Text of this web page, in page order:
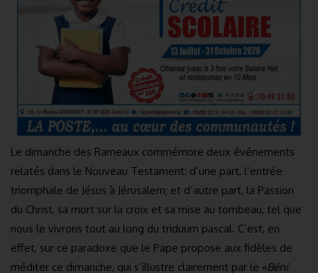
Le dimanche des Rameaux commémore deux événements
relatés dans le Nouveau Testament: d’une part, l’entrée
triomphale de Jésus à Jérusalem; et d’autre part, la Passion
du Christ, sa mort sur la croix et sa mise au tombeau, tel que
nous le vivrons tout au long du triduum pascal. C’est, en
effet, sur ce paradoxe que le Pape propose aux fidèles de
méditer ce dimanche, qui s’illustre clairement par le «Béni